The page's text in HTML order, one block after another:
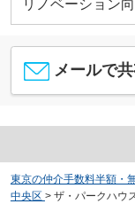
リノベーション
メールで
東京の仲介手数料半額・
中央区 > ザ・パークハウ